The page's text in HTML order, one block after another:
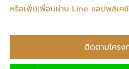
หรือเพิ่มเพื่อนผ่าน Line แอปพลิเค
ติดตามโครง